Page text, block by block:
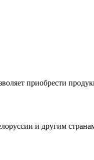
приобрести
и другим